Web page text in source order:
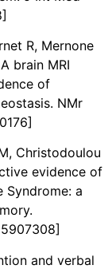
R, Mernone
brain MRI
of
NMr
Christodoulou
evidence of
Syndrome: a
and verbal